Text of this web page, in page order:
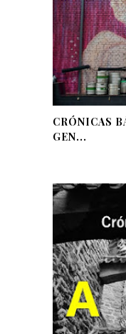
CRÓNICAS
GEN...